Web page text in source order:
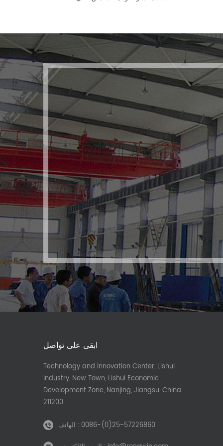
ابقى على تواصل
Technology and Innovation Center, Lishui
Industry, New Town, Lishui Economic
Development Zone, Nanjing, Jiangsu, China
211200
الهاتف : 0086-(0)25-57226860